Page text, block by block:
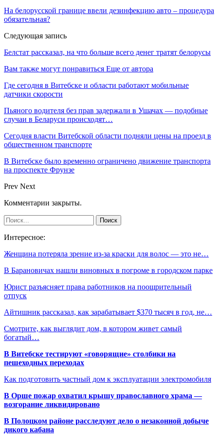
На белорусской границе ввели дезинфекцию авто – процедура
обязательная?
Следующая запись
Белстат рассказал, на что больше всего денег тратят белорусы
Вам также могут понравиться Еще от автора
Где сегодня в Витебске и области работают мобильные
датчики скорости
Пьяного водителя без прав задержали в Ушачах — подобные
случаи в Беларуси происходят…
Сегодня власти Витебской области подняли цены на проезд в
общественном транспорте
В Витебске было временно ограничено движение транспорта
на проспекте Фрунзе
Prev Next
Комментарии закрыты.
Интересное:
Женщина потеряла зрение из-за краски для волос — это не…
В Барановичах нашли виновных в погроме в городском парке
Юрист разъясняет права работников на поощрительный
отпуск
Айтишник рассказал, как зарабатывает $370 тысяч в год, не…
Смотрите, как выглядит дом, в котором живет самый
богатый…
В Витебске тестируют «говорящие» столбики на
пешеходных переходах
Как подготовить частный дом к эксплуатации электромобиля
В Орше пожар охватил крышу православного храма —
возгорание ликвидировано
В Полоцком районе расследуют дело о незаконной добыче
дикого кабана